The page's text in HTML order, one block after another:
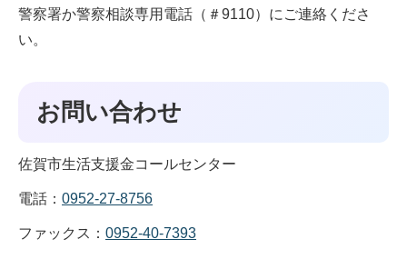
警察署か警察相談専用電話（＃9110）にご連絡くださ
い。
お問い合わせ
佐賀市生活支援金コールセンター
電話： 0952-27-8756
ファックス： 0952-40-7393